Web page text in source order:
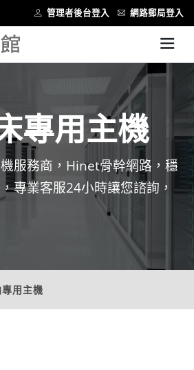
管理者後台登入 網路郵局登入
專用主機
服務商，Hinet骨幹網路，穩
專業客服24小時讓您諮詢，
用主機